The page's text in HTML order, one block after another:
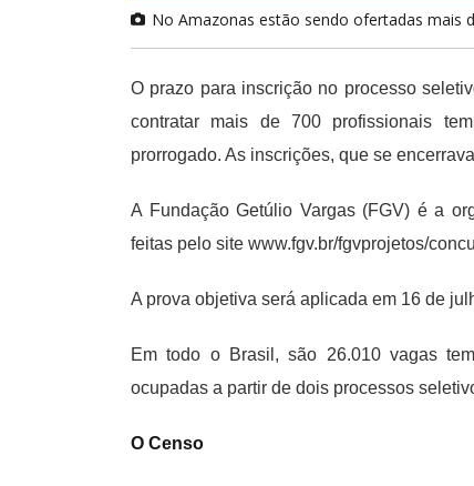
No Amazonas estão sendo ofertadas mais
O prazo para inscrição no processo
contratar mais de 700 profissionais
prorrogado. As inscrições, que se
A Fundação Getúlio Vargas (FGV) é a
feitas pelo site www.fgv.br/fgvprojetos/
A prova objetiva será aplicada em 16 de
Em todo o Brasil, são 26.010 vagas
ocupadas a partir de dois processos
O Censo